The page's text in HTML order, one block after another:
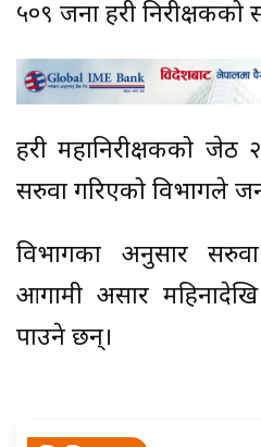
५०९ जना प्रहरी
प्रहरी महानिरीक्षकको
सरुवा गरिएको विभागले
विभागका अनुसार
आगामी असार
पाउने छन्।